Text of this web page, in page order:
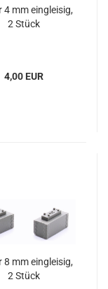
4 mm eingleisig,
2 Stück
4,00 EUR
8 mm eingleisig,
2 Stück